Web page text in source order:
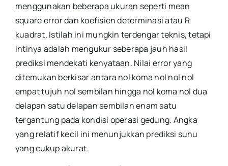
menggunakan beberapa ukuran seperti mean
square error dan koefisien determinasi atau R
kuadrat. Istilah ini mungkin terdengar teknis, tetapi
intinya adalah mengukur seberapa jauh hasil
prediksi mendekati kenyataan. Nilai error yang
ditemukan berkisar antara nol koma nol nol nol
empat tujuh nol sembilan hingga nol koma nol dua
delapan satu delapan sembilan enam satu
tergantung pada kondisi operasi gedung. Angka
yang relatif kecil ini menunjukkan prediksi suhu
yang cukup akurat.